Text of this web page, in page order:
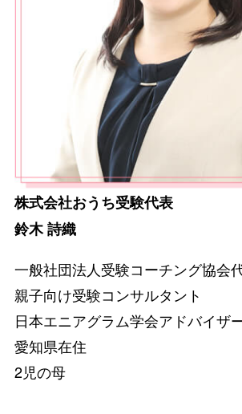
株式会社おうち受験代表
鈴木 詩織
一般社団法人受験コーチング協会
親子向け受験コンサルタント
日本エニアグラム学会アドバイザ
愛知県在住
2児の母